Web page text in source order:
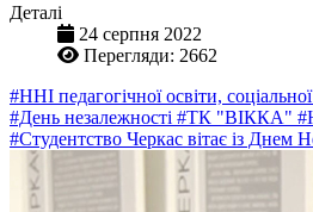
Деталі
24 серпня 2022
Перегляди: 2662
#ННІ педагогічної освіти,
#День незалежності #ТК "ВІККА"
#Студентство Черкас вітає із Днем